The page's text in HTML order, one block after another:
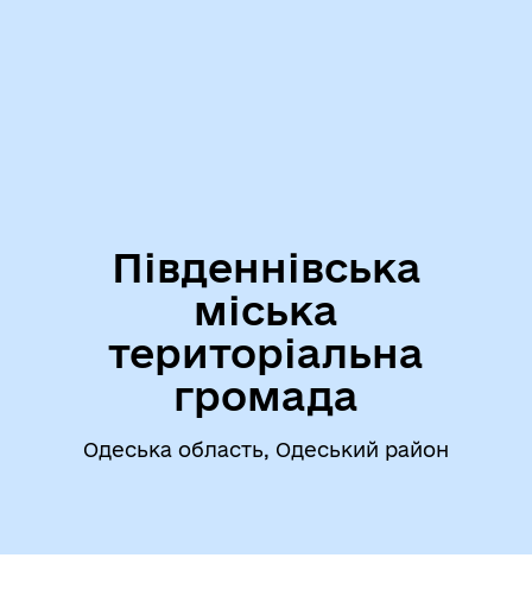
Південнівська
міська
територіальна
громада
Одеська область, Одеський район